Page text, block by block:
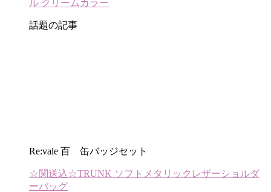
ル クリームカラー
話題の記事
Re:vale 百 缶バッジセット
☆関送込☆TRUNK ソフトメタリックレザーショルダ
ーバッグ